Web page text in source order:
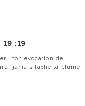
19 :19
! ton évocation de
jamais lâché la plume